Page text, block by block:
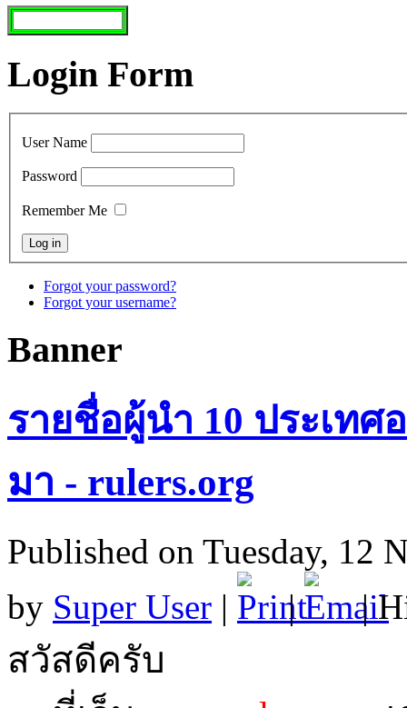
Login Form
User Name
Password
Remember Me
Forgot your password?
Forgot your username?
Banner
รายชื่อผู้นำ 10 ประเทศ
มา - rulers.org
Published on Tuesday, 12
by Super User | | |
สวัสดีครับ